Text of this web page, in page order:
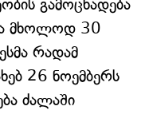
გამოცხადება
მხოლოდ 30
რადამ
26 ნოემბერს
ძალაში